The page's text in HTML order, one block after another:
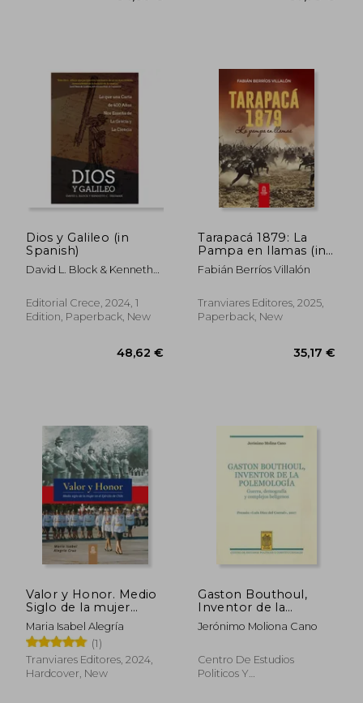
27,32 € 42,92
Dios y Galileo (in
Spanish)
David L. Block & Kenneth
Editorial Crece, 2024, 1
Edition, Paperback, New
Tarapacá 1879: La
Pampa en llamas (in
Spanish)
Fabián Berríos Villalón
Tranviares Editores, 2025,
Paperback, New
Valor y Honor. Medio
Siglo de la mujer
militar en el Ejército
de Chile. FULL
COLOR (in Spanish)
Maria Isabel Alegría
(1)
Tranviares Editores, 2024,
Hardcover, New
Gaston Bouthoul,
Inventor de la
Polemología: Guerra,
Demografía y
(Civitas Nueva Época)
(in Spanish)
Jerónimo Moliona Cano
Centro De Estudios
Politicos Y